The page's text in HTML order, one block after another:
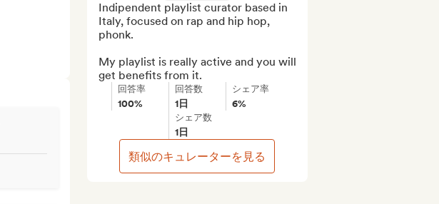
Indipendent playlist curator based in
Italy, focused on rap and hip hop,
phonk.
My playlist is really active and you will
get benefits from it.
回答率
100%
回答数
1日
シェア率
6%
シェア数
1日
類似のキュレーターを見る